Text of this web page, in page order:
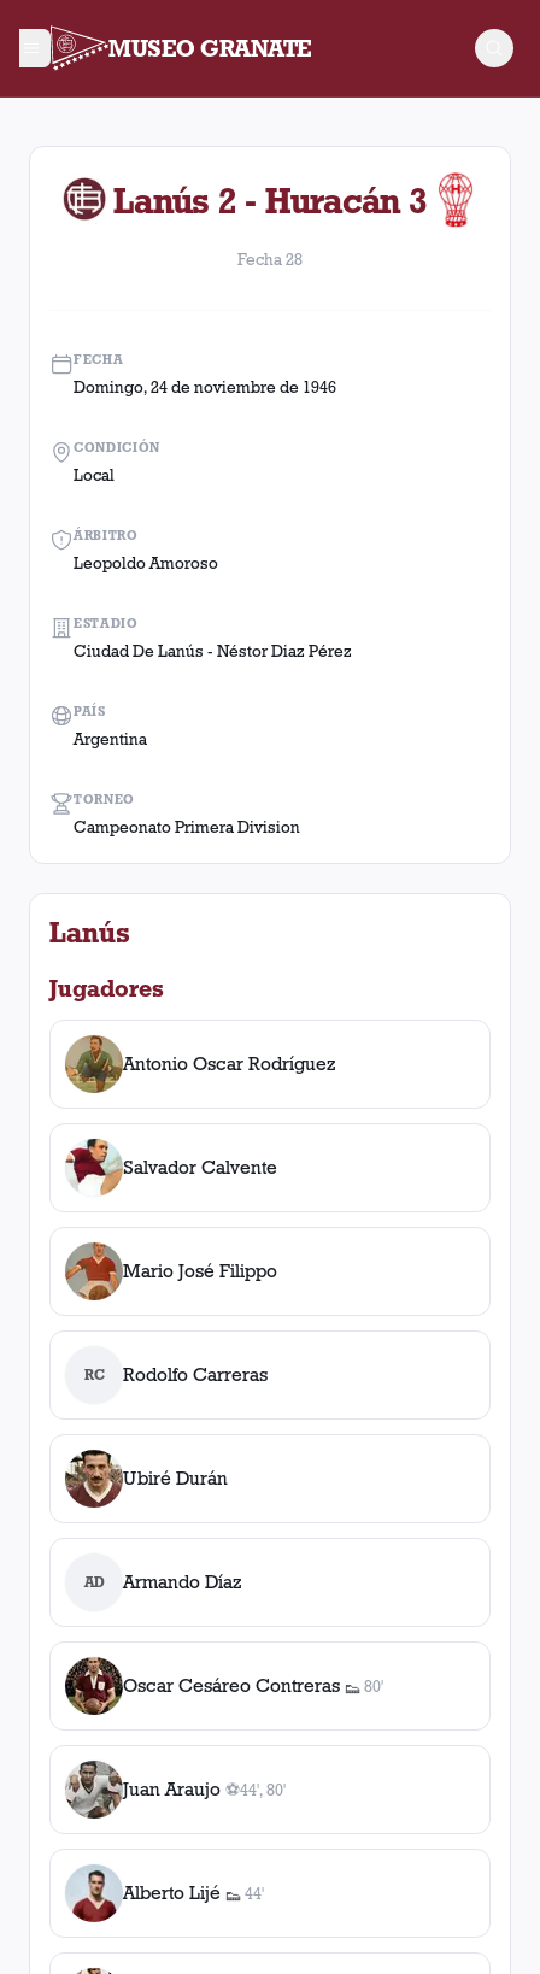
MUSEO GRANATE
Fecha 28. Partido entre Lanús y Huracán disputado el
Lanús 2 - Huracán 3
Fecha 28
FECHA
Domingo, 24 de noviembre de 1946
ÁRBITRO
Leopoldo Amoroso
TORNEO
Campeonato Primera Division
CONDICIÓN
Local
ESTADIO
Ciudad De Lanús - Néstor Diaz Pérez
PAÍS
Argentina
Lanús
Jugadores
Antonio Oscar Rodríguez
Salvador Calvente
Mario José Filippo
RC Rodolfo Carreras
Ubiré Durán
AD Armando Díaz
Oscar Cesáreo Contreras 👟
1asistencia
80'
Juan Araujo ⚽
2gol es, 44', 80'
44', 80'
Alberto Lijé 👟
1asistencia
44'